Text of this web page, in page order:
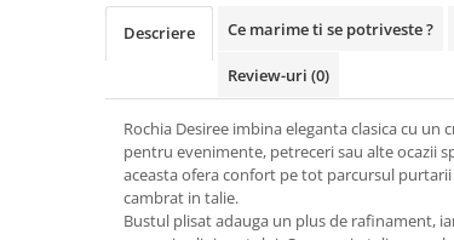
Descriere Ce marime ti se potriveste ?
Review-uri (0)
Rochia Desiree imbina eleganta clasica cu
pentru evenimente, petreceri sau alte ocazii
aceasta ofera confort pe tot parcursul
cambrat in talie.
Bustul plisat adauga un plus de rafinament,